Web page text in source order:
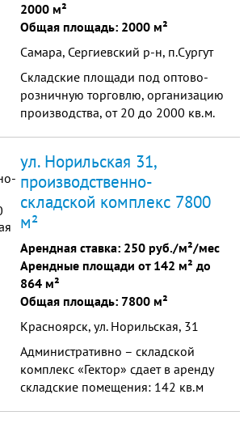
2000 м²
Общая площадь: 2000 м²
Самара, Сергиевский р-н, п.Сургут
Cкладские площади под оптово-
розничную торговлю, организацию
производства, от 20 до 2000 кв.м.
Сергиевский р-н, направление
транспортного потока на Татарию,
Башкирию.
ул. Норильская 31,
производственно-
складской комплекс 7800
м²
Арендная ставка: 250 руб./м²/мес
Арендные площади от 142 м² до
864 м²
Общая площадь: 7800 м²
Красноярск, ул. Норильская, 31
Административно – складской
комплекс «Гектор» сдает в аренду
складские помещения: 142 кв.м